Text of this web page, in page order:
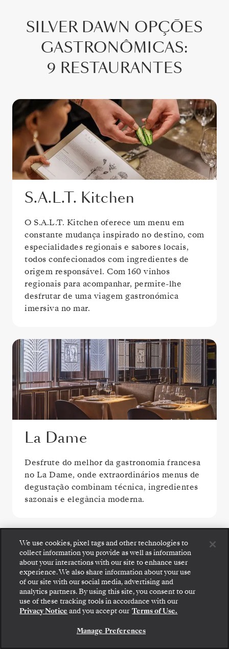
SILVER DAWN OPÇÕES
GASTRONÔMICAS:
9 RESTAURANTES
S.A.L.T. Kitchen
O S.A.L.T. Kitchen oferece um menu em
constante mudança inspirado no destino, com
especialidades regionais e sabores locais,
todos confecionados com ingredientes de
origem responsável. Com 160 vinhos
regionais para acompanhar, permite-lhe
desfrutar de uma viagem gastronómica
imersiva no mar.
La Dame
Desfrute do melhor da gastronomia francesa
no La Dame, onde extraordinários menus de
degustação combinam técnica, ingredientes
sazonais e elegância moderna.
VER TODAS AS OPÇÕES DE REFEIÇÃO
ÁREAS PÚBLICAS
Embarque: escolha sua suíte e confira as tarifas e
os serviços inclusos antes de confirmar com
segurança sua viagem com a Silversea.
RESERVE A SUA SUITE
We use cookies, pixel tags and other technologies to
collect information you provide as well as information
about your interactions with our site to enhance user
experience. We also share information about your use
of our site with our social media, advertising and
analytics partners. By using this site, you consent to our
use of these tracking tools in accordance with our
Privacy Notice and you accept our Terms of Use.
Manage Preferences